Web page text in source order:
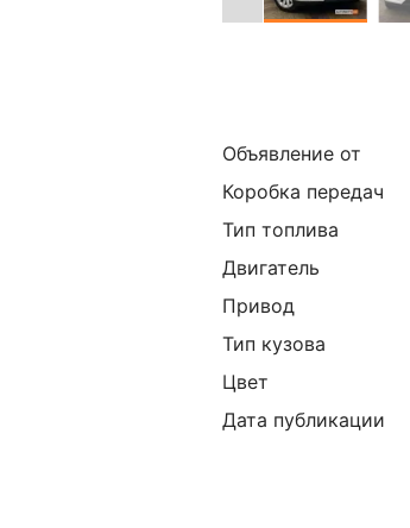
Объявление от
Коробка передач
Тип топлива
Двигатель
Привод
Тип кузова
Цвет
Дата публикации